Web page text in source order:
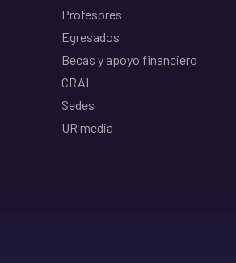
Profesores
Egresados
Becas y apoyo financiero
CRAI
Sedes
UR media